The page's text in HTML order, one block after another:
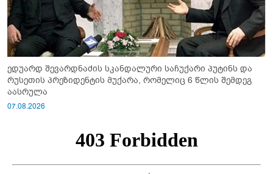
ედუარდ შევარდნაძის სკანდალური საჩუქარი პუტინს და
რუსეთის პრეზიდენტის მუქარა, რომელიც 6 წლის შემდეგ
აასრულა
07.08.2026